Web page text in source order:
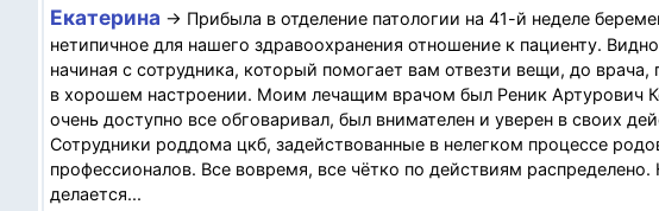
Екатерина → Прибыла в отделение патологии на 41-й неделе
нетипичное для нашего здравоохранения отношение к пациенту.
начиная с сотрудника, который помогает вам отвезти вещи, до
в хорошем настроении. Моим лечащим врачом был Реник Артурович
очень доступно все обговаривал, был внимателен и уверен в своих
Сотрудники роддома цкб, задействованные в нелегком процессе
профессионалов. Все вовремя, все чётко по действиям
делается...